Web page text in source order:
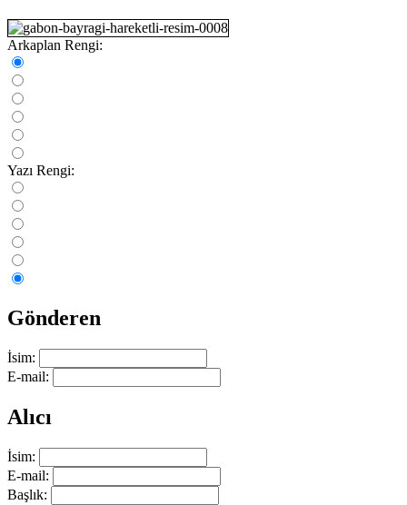
Arkaplan Rengi:
Yazı Rengi:
Gönderen
İsim:
E-mail:
Alıcı
İsim:
E-mail:
Başlık: